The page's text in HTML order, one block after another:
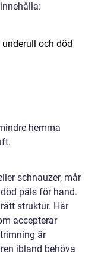
och död
hemma
schnauzer, mår
päls för hand.
struktur. Här
accepterar
är
ibland behöva